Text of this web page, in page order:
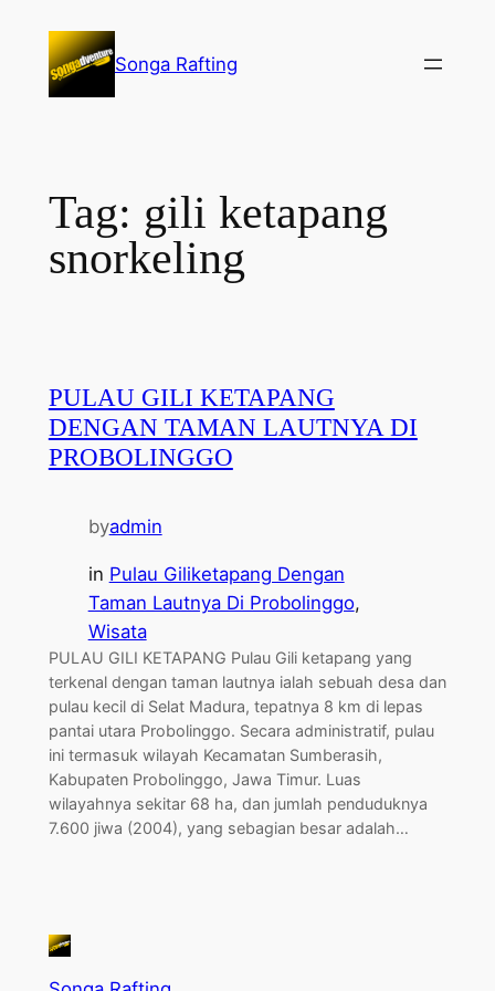
konten
Songa Rafting
Tag: gili ketapang
snorkeling
PULAU GILI KETAPANG
DENGAN TAMAN LAUTNYA DI
PROBOLINGGO
byadmin
in Pulau Giliketapang Dengan
Taman Lautnya Di Probolinggo
Wisata
PULAU GILI KETAPANG Pulau Gili ketapang yang
terkenal dengan taman lautnya ialah sebuah desa dan
pulau kecil di Selat Madura, tepatnya 8 km di lepas
pantai utara Probolinggo. Secara administratif, pulau
ini termasuk wilayah Kecamatan Sumberasih,
Kabupaten Probolinggo, Jawa Timur. Luas
wilayahnya sekitar 68 ha, dan jumlah penduduknya
7.600 jiwa (2004), yang sebagian besar adalah…